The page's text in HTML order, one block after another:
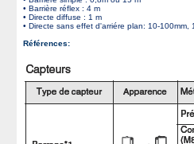
• Barrière réflex : 4 m
• Directe diffuse : 1 m
• Directe sans effet d'arriére plan: 10-100mm,
Références: